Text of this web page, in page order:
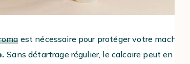
est nécessaire pour protéger votre machine
Sans détartrage régulier, le calcaire peut en effet